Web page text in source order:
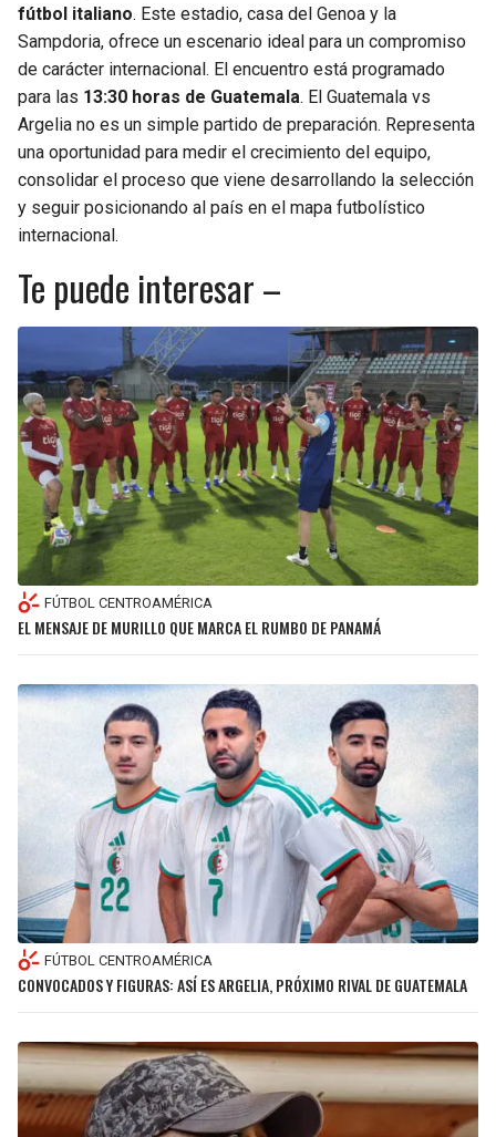
fútbol italiano. Este estadio, casa del Genoa y la
Sampdoria, ofrece un escenario ideal para un compromiso
de carácter internacional. El encuentro está programado
para las 13:30 horas de Guatemala. El Guatemala vs
Argelia no es un simple partido de preparación. Representa
una oportunidad para medir el crecimiento del equipo,
consolidar el proceso que viene desarrollando la selección
y seguir posicionando al país en el mapa futbolístico
internacional.
Te puede interesar –
FÚTBOL CENTROAMÉRICA
EL MENSAJE DE MURILLO QUE MARCA EL RUMBO DE PANAMÁ
FÚTBOL CENTROAMÉRICA
CONVOCADOS Y FIGURAS: ASÍ ES ARGELIA, PRÓXIMO RIVAL DE GUATEMALA